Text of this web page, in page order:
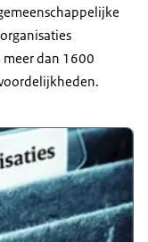
meer dan 1600